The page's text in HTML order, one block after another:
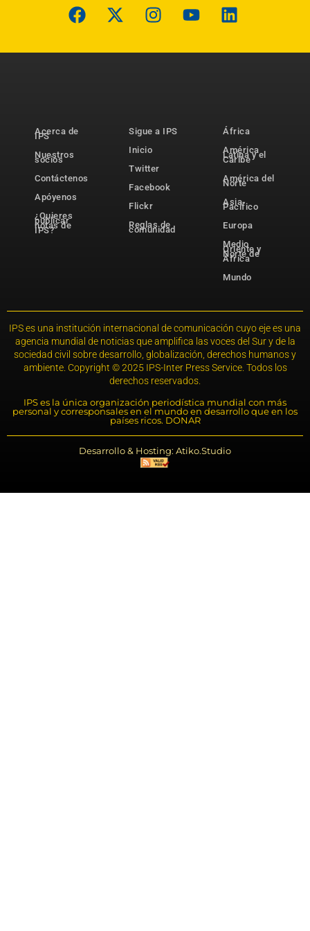
Acerca de
IPS
Nuestros
socios
Contáctenos
Apóyenos
¿Quieres
publicar
notas de
IPS?
Sigue a IPS
Inicio
Twitter
Facebook
Flickr
Reglas de
comunidad
África
América
Latina y el
Caribe
América del
Norte
Asia-
Pacífico
Europa
Medio
Oriente y
Norte de
África
Mundo
IPS es una institución internacional de comunicación cuyo eje es una
agencia mundial de noticias que amplifica las voces del Sur y de la
sociedad civil sobre desarrollo, globalización, derechos humanos y
ambiente. Copyright © 2025 IPS-Inter Press Service. Todos los
derechos reservados.
IPS es la única organización periodística mundial con más
personal y corresponsales en el mundo en desarrollo que en los
países ricos. DONAR
Desarrollo & Hosting: Atiko.Studio